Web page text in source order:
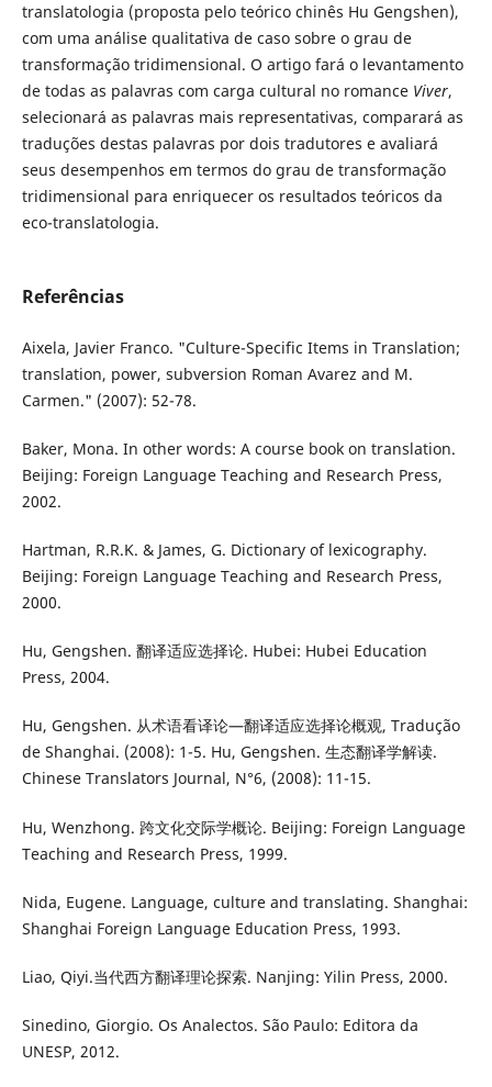
translatologia (proposta pelo teórico chinês Hu Gengshen),
com uma análise qualitativa de caso sobre o grau de
transformação tridimensional. O artigo fará o levantamento
de todas as palavras com carga cultural no romance Viver,
selecionará as palavras mais representativas, comparará as
traduções destas palavras por dois tradutores e avaliará
seus desempenhos em termos do grau de transformação
tridimensional para enriquecer os resultados teóricos da
eco-translatologia.
Referências
Aixela, Javier Franco. "Culture-Specific Items in Translation;
translation, power, subversion Roman Avarez and M.
Carmen." (2007): 52-78.
Baker, Mona. In other words: A course book on translation.
Beijing: Foreign Language Teaching and Research Press,
2002.
Hartman, R.R.K. & James, G. Dictionary of lexicography.
Beijing: Foreign Language Teaching and Research Press,
2000.
Hu, Gengshen. 翻译适应选择论. Hubei: Hubei Education
Press, 2004.
Hu, Gengshen. 从术语看译论—翻译适应选择论概观, Tradução
de Shanghai. (2008): 1-5. Hu, Gengshen. 生态翻译学解读.
Chinese Translators Journal, N°6, (2008): 11-15.
Hu, Wenzhong. 跨文化交际学概论. Beijing: Foreign Language
Teaching and Research Press, 1999.
Nida, Eugene. Language, culture and translating. Shanghai:
Shanghai Foreign Language Education Press, 1993.
Liao, Qiyi.当代西方翻译理论探索. Nanjing: Yilin Press, 2000.
Sinedino, Giorgio. Os Analectos. São Paulo: Editora da
UNESP, 2012.